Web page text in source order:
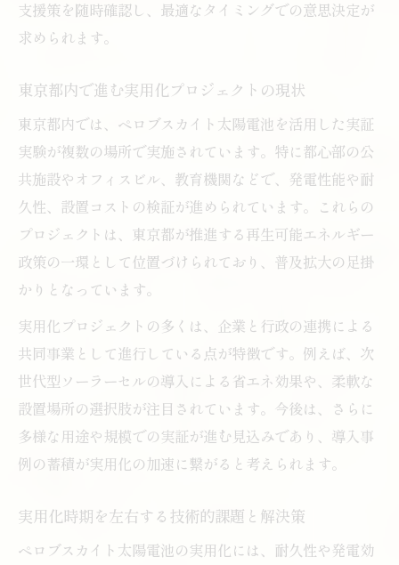
支援策を随時確認し、最適なタイミングでの意思決定が
求められます。
東京都内で進む実用化プロジェクトの現状
東京都内では、ペロブスカイト太陽電池を活用した実証
実験が複数の場所で実施されています。特に都心部の公
共施設やオフィスビル、教育機関などで、発電性能や耐
久性、設置コストの検証が進められています。これらの
プロジェクトは、東京都が推進する再生可能エネルギー
政策の一環として位置づけられており、普及拡大の足掛
かりとなっています。
実用化プロジェクトの多くは、企業と行政の連携による
共同事業として進行している点が特徴です。例えば、次
世代型ソーラーセルの導入による省エネ効果や、柔軟な
設置場所の選択肢が注目されています。今後は、さらに
多様な用途や規模での実証が進む見込みであり、導入事
例の蓄積が実用化の加速に繋がると考えられます。
実用化時期を左右する技術的課題と解決策
ペロブスカイト太陽電池の実用化には、耐久性や発電効